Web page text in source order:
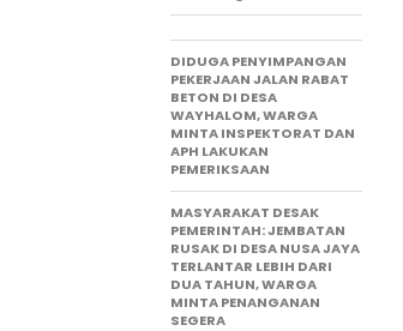
DIDUGA PENYIMPANGAN
PEKERJAAN JALAN RABAT
BETON DI DESA
WAYHALOM, WARGA
MINTA INSPEKTORAT DAN
APH LAKUKAN
PEMERIKSAAN
MASYARAKAT DESAK
PEMERINTAH: JEMBATAN
RUSAK DI DESA NUSA JAYA
TERLANTAR LEBIH DARI
DUA TAHUN, WARGA
MINTA PENANGANAN
SEGERA